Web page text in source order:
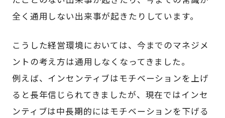
全く通用しない出来事が起きたりしています。
こうした経営環境においては、今までのマネジメ
ントの考え方は通用しなくなってきました。
例えば、インセンティブはモチベーションを上げ
ると長年信じられてきましたが、現在ではインセ
ンティブは中長期的にはモチベーションを下げる